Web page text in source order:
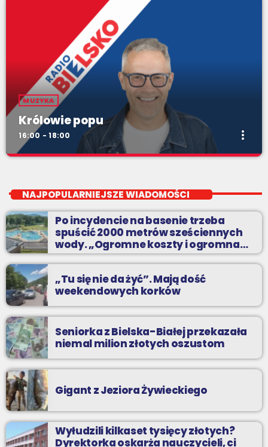
MUZYKA
Królowie popu
16:00 - 18:00 more_vert
Sylwetki artystów i zespoły, które zapisały się na kartach
historii muzyki popularnej.
NAJPOPULARNIEJSZE WIADOMOŚCI
Po incydencie na basenie trzeba
spuścić 2000 metrów sześciennych
wody. „Ogromne koszty i ogromna
praca”
„Tu się nie da żyć”. Mają dość
weekendowych korków
Seniorka z Bielska-Białej przekazała
niemal milion złotych oszustom
Gigant z Jeziora Żywieckiego
Wyłudzili kilkaset tysięcy złotych?
Dyrektorka oskarża nauczycieli, ci